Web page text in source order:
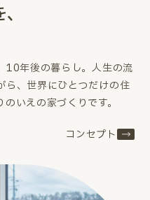
10年後の暮らし。人生の流
ら、世界にひとつだけの住
のいえの家づくりです。
コンセプト